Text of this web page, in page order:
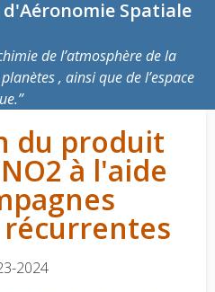
Spatiale
de l’atmosphère de la
, ainsi que de l’espace
du produit
à l'aide
2024